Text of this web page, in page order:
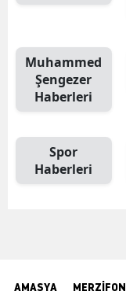
Muhammed
Şengezer
Haberleri
Spor
Haberleri
AMASYA MERZİFON